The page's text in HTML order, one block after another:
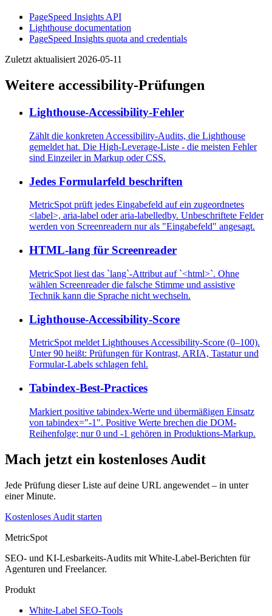
PageSpeed Insights API
Lighthouse documentation
PageSpeed Insights quota and credentials
Zuletzt aktualisiert 2026-05-11
Weitere accessibility-Prüfungen
Lighthouse-Accessibility-Fehler
Zählt die konkreten Accessibility-Audits, die Lighthouse
gemeldet hat. Die High-Leverage-Liste - die meisten Fehler
sind Einzeiler in Markup oder CSS.
Jedes Formularfeld beschriften
MetricSpot prüft jedes Eingabefeld auf ein zugeordnetes
<label>, aria-label oder aria-labelledby. Unbeschriftete Felder
werden von Screenreadern nur als "Eingabefeld" angesagt.
HTML-lang für Screenreader
MetricSpot liest das `lang`-Attribut auf `<html>`. Ohne
wählen Screenreader die falsche Stimme und assistive
Technik kann die Sprache nicht wechseln.
Lighthouse-Accessibility-Score
MetricSpot meldet Lighthouses Accessibility-Score (0–100).
Unter 90 heißt: Prüfungen für Kontrast, ARIA, Tastatur und
Formular-Labels schlagen fehl.
Tabindex-Best-Practices
Markiert positive tabindex-Werte und übermäßigen Einsatz
von tabindex="-1". Positive Werte brechen die DOM-
Reihenfolge; nur 0 und -1 gehören in Produktions-Markup.
Mach jetzt ein kostenloses Audit
Jede Prüfung dieser Liste auf deine URL angewendet – in unter
einer Minute.
Kostenloses Audit starten
MetricSpot
SEO- und KI-Lesbarkeits-Audits mit White-Label-Berichten für
Agenturen und Freelancer.
Produkt
White-Label SEO-Tools